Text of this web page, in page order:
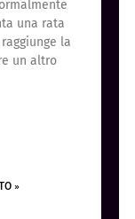
una rata
la
un altro
»